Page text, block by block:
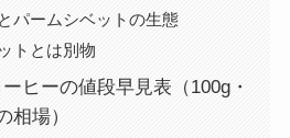
パームシベットの生態
トとは別物
ヒーの値段早見表（100g・
相場）